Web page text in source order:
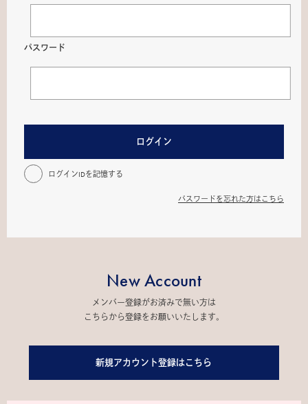
パスワード
ログイン
ログインIDを記憶する
パスワードを忘れた方はこちら
New Account
メンバー登録がお済みで無い方は
こちらから登録をお願いいたします。
新規アカウント登録はこちら